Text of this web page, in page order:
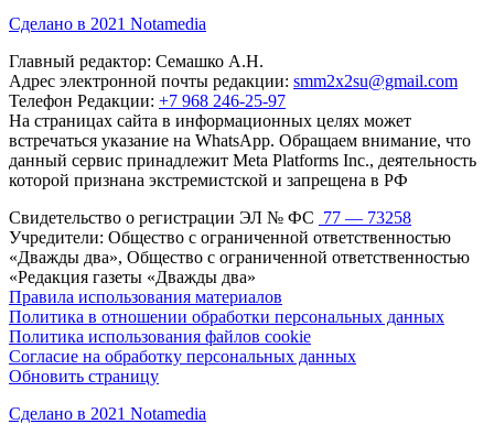
Сделано в 2021 Notamedia
Главный редактор: Семашко А.Н.
Адрес электронной почты редакции: smm2x2su@gmail.com
Телефон Редакции: +7 968 246-25-97
На страницах сайта в информационных целях может
встречаться указание на WhatsApp. Обращаем внимание, что
данный сервис принадлежит Meta Platforms Inc., деятельность
которой признана экстремистской и запрещена в РФ
Свидетельство о регистрации ЭЛ № ФС 77 — 73258
Учредители: Общество с ограниченной ответственностью
«Дважды два», Общество с ограниченной ответственностью
«Редакция газеты «Дважды два»
Правила использования материалов
Политика в отношении обработки персональных данных
Политика использования файлов cookie
Согласие на обработку персональных данных
Обновить страницу
Сделано в 2021 Notamedia